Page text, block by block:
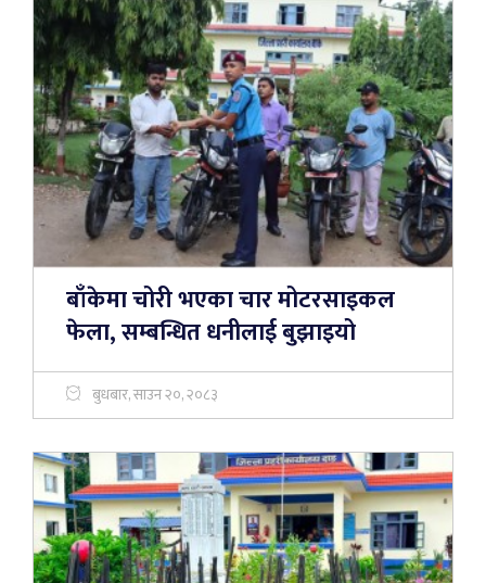
बाँकेमा चोरी भएका चार मोटरसाइकल
फेला, सम्बन्धित धनीलाई बुझाइयो
बुधबार, साउन २०, २०८३